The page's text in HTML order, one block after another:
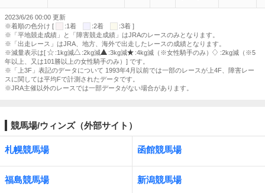
2023/6/26 00:00 更新
※着順の色分け [
:1着 :2着
:3着 ]
※「平地競走成績」と「障害競走成績」はJRAのレースのみとなります。
※「出走レース」はJRA、地方、海外で出走したレースの成績となります。
※減量表示は[
:1kg減 :2kg減 :3kg減 :4kg減（※女性騎手のみ）
:2kg減（※5
年以上、又は101勝以上の女性騎手のみ）] です。
※「上3F」表記のデータについて 1993年4月以前では一部のレースが上4F、障害レー
スに関しては平均Fで計測されたデータです。
※JRA主催以外のレースでは一部データがない場合があります。
競馬場/ウィンズ（外部サイト）
札幌競馬場 函館競馬場
福島競馬場 新潟競馬場